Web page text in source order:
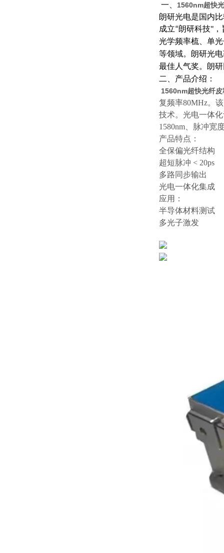
一、 1560nm超快
朗研光电是国内
成立“朗研科技"
光学频率梳、单
等领域。朗研光
最佳人气奖。朗
二、产品介绍：
1560nm超快光纤
复频率80MHz。
技术。光电一体
1580nm、脉冲宽
产品特点：
全保偏光纤结构
超短脉冲 < 20ps
多路同步输出
光电一体化集成
应用：
半导体材料测试
多光子激发